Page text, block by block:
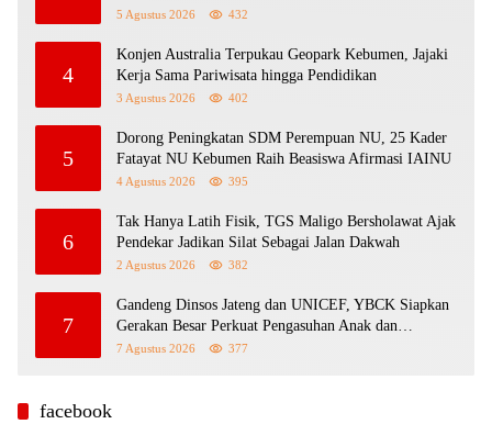
5 Agustus 2026 432
4
Konjen Australia Terpukau Geopark Kebumen, Jajaki
Kerja Sama Pariwisata hingga Pendidikan
3 Agustus 2026 402
5
Dorong Peningkatan SDM Perempuan NU, 25 Kader
Fatayat NU Kebumen Raih Beasiswa Afirmasi IAINU
4 Agustus 2026 395
6
Tak Hanya Latih Fisik, TGS Maligo Bersholawat Ajak
Pendekar Jadikan Silat Sebagai Jalan Dakwah
2 Agustus 2026 382
7
Gandeng Dinsos Jateng dan UNICEF, YBCK Siapkan
Gerakan Besar Perkuat Pengasuhan Anak dan
Ketahanan Keluarga
7 Agustus 2026 377
facebook